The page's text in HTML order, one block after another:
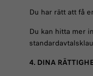
Du har rätt att få
Du kan hitta mer
4. DINA